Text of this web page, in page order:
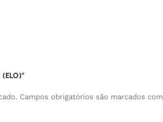
Campos obrigatórios são marcados com